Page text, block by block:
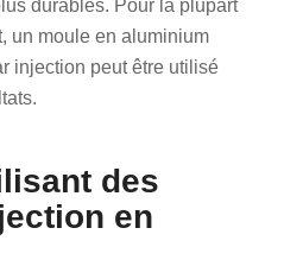
durables. Pour la plupart
un moule en aluminium
injection peut être utilisé
des
en